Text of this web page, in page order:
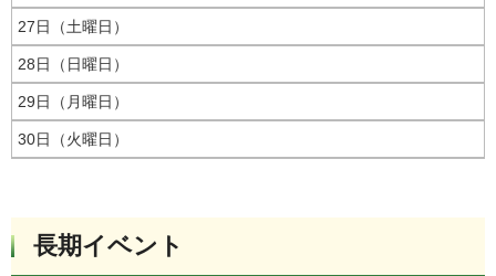
27日（土曜日）
28日（日曜日）
29日（月曜日）
30日（火曜日）
長期イベント